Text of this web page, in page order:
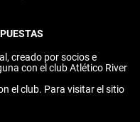
creado por socios e
con el club Atlético River
el club. Para visitar el sitio